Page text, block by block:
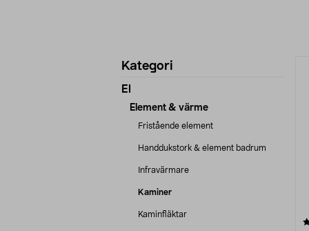
Förfina
produkter
Kategori
El
Element & värme
Fristående element
Handdukstork & element badrum
Infravärmare
Kaminer
Kaminfläktar